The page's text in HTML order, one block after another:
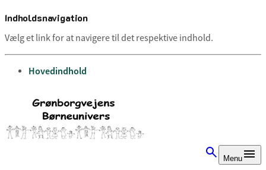
Indholdsnavigation
Vælg et link for at navigere til det respektive indhold.
gå til
Hovedindhold
Menu